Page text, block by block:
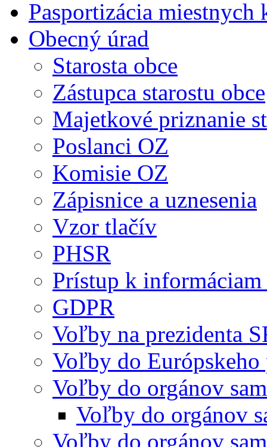
Pasportizácia
Obecný úrad
Starosta obce
Zástupca starostu obce
Majetkové priznanie
Poslanci OZ
Komisie OZ
Zápisnice a uznesenia
Vzor tlačív
PHSR
Prístup k
GDPR
Voľby na prezidenta
Voľby do Európskeho
Voľby do orgánov
Voľby do orgánov
Voľby do orgánov